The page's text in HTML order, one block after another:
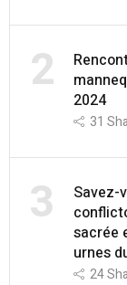
2
2024
31
3
Savez-
sacrée
urnes
24